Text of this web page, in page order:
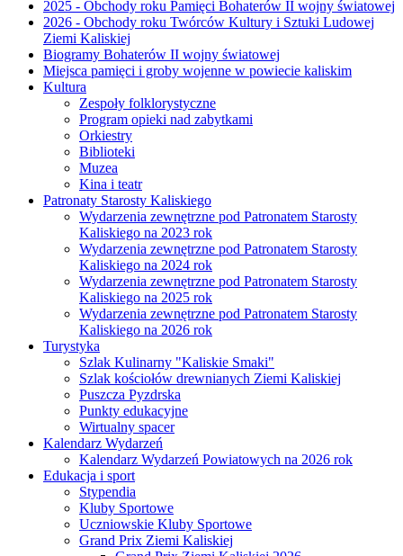
2025 - Obchody roku Pamięci Bohaterów II wojny światowej
2026 - Obchody roku Twórców Kultury i Sztuki Ludowej
Ziemi Kaliskiej
Biogramy Bohaterów II wojny światowej
Miejsca pamięci i groby wojenne w powiecie kaliskim
Kultura
Zespoły folklorystyczne
Program opieki nad zabytkami
Orkiestry
Biblioteki
Muzea
Kina i teatr
Patronaty Starosty Kaliskiego
Wydarzenia zewnętrzne pod Patronatem Starosty
Kaliskiego na 2023 rok
Wydarzenia zewnętrzne pod Patronatem Starosty
Kaliskiego na 2024 rok
Wydarzenia zewnętrzne pod Patronatem Starosty
Kaliskiego na 2025 rok
Wydarzenia zewnętrzne pod Patronatem Starosty
Kaliskiego na 2026 rok
Turystyka
Szlak Kulinarny "Kaliskie Smaki"
Szlak kościołów drewnianych Ziemi Kaliskiej
Puszcza Pyzdrska
Punkty edukacyjne
Wirtualny spacer
Kalendarz Wydarzeń
Kalendarz Wydarzeń Powiatowych na 2026 rok
Edukacja i sport
Stypendia
Kluby Sportowe
Uczniowskie Kluby Sportowe
Grand Prix Ziemi Kaliskiej